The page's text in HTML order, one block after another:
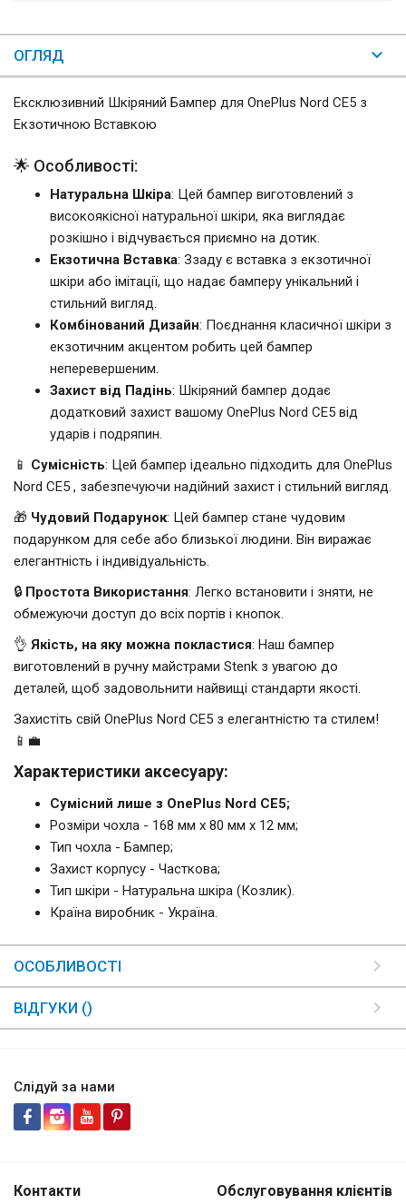
ОГЛЯД
Ексклюзивний Шкіряний Бампер для OnePlus Nord CE5 з
Екзотичною Вставкою
🌟 Особливості:
Натуральна Шкіра: Цей бампер виготовлений з
високоякісної натуральної шкіри, яка виглядає
розкішно і відчувається приємно на дотик.
Екзотична Вставка: Ззаду є вставка з екзотичної
шкіри або імітації, що надає бамперу унікальний і
стильний вигляд.
Комбінований Дизайн: Поєднання класичної шкіри з
екзотичним акцентом робить цей бампер
неперевершеним.
Захист від Падінь: Шкіряний бампер додає
додатковий захист вашому OnePlus Nord CE5 від
ударів і подряпин.
📱 Сумісність: Цей бампер ідеально підходить для OnePlus
Nord CE5 , забезпечуючи надійний захист і стильний вигляд.
🎁 Чудовий Подарунок: Цей бампер стане чудовим
подарунком для себе або близької людини. Він виражає
елегантність і індивідуальність.
🔒 Простота Використання: Легко встановити і зняти, не
обмежуючи доступ до всіх портів і кнопок.
👌 Якість, на яку можна покластися: Наш бампер
виготовлений в ручну майстрами Stenk з увагою до
деталей, щоб задовольнити найвищі стандарти якості.
Захистіть свій OnePlus Nord CE5 з елегантністю та стилем!
📱💼
Характеристики аксесуару:
Сумісний лише з OnePlus Nord CE5;
Розміри чохла - 168 мм x 80 мм x 12 мм;
Тип чохла - Бампер;
Захист корпусу - Часткова;
Тип шкіри - Натуральна шкіра (Козлик).
Країна виробник - Україна.
ОСОБЛИВОСТІ
ВІДГУКИ ()
Слідуй за нами
Контакти Обслуговування клієнтів